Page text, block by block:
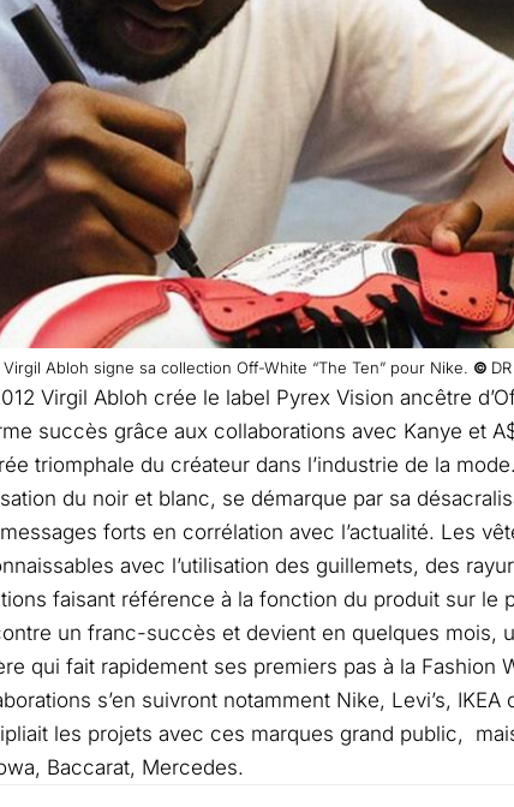
Virgil Abloh signe sa collection Off-White “The Ten” pour Nike. © DR
Virgil Abloh crée le label Pyrex Vision ancêtre
succès grâce aux collaborations avec Kanye et
triomphale du créateur dans l’industrie de la
du noir et blanc, se démarque par sa
forts en corrélation avec l’actualité. Les
avec l’utilisation des guillemets, des
faisant référence à la fonction du produit sur le
un franc-succès et devient en quelques mois,
qui fait rapidement ses premiers pas à la Fashion
s’en suivront notamment Nike, Levi’s,
les projets avec ces marques grand public,
Baccarat, Mercedes.